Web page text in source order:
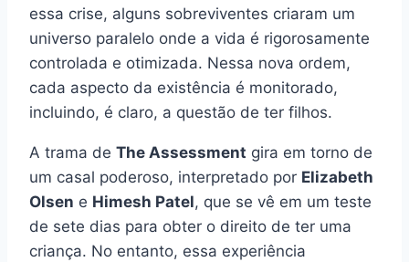
essa crise, alguns sobreviventes criaram um
universo paralelo onde a vida é rigorosamente
controlada e otimizada. Nessa nova ordem,
cada aspecto da existência é monitorado,
incluindo, é claro, a questão de ter filhos.
A trama de The Assessment gira em torno de
um casal poderoso, interpretado por Elizabeth
Olsen e Himesh Patel, que se vê em um teste
de sete dias para obter o direito de ter uma
criança. No entanto, essa experiência